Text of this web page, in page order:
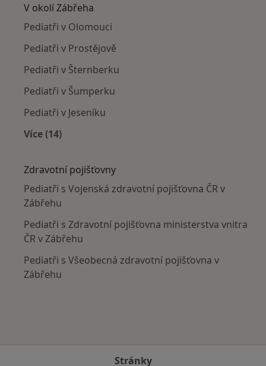
V okolí Zábřeha
Pediatři v Olomouci
Pediatři v Prostějově
Pediatři v Šternberku
Pediatři v Šumperku
Pediatři v Jeseníku
Více (14)
Zdravotní pojišťovny
Pediatři s Vojenská zdravotní pojišťovna ČR v
Zábřehu
Pediatři s Zdravotní pojišťovna ministerstva vnitra
ČR v Zábřehu
Pediatři s Všeobecná zdravotní pojišťovna v
Zábřehu
Stránky